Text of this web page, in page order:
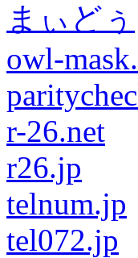
まぃどぅ
owl-
r-26.net
r26.jp
telnum.jp
tel072.jp